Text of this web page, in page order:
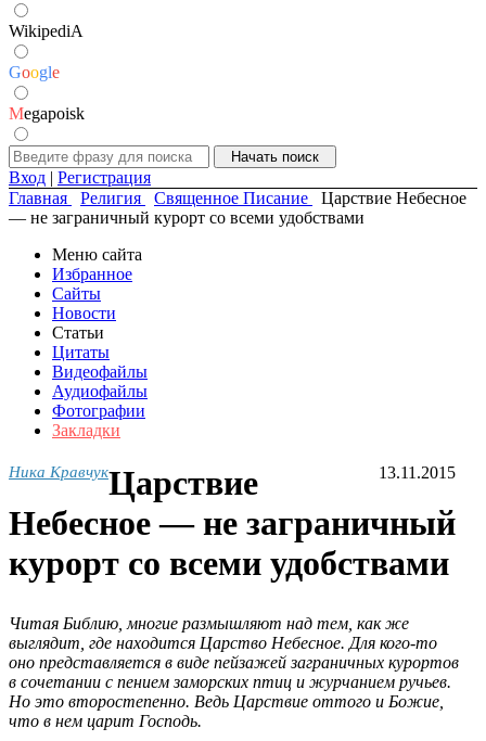
WikipediA
Google
Megapoisk
Вход | Регистрация
Главная
Религия Священное Писание
Царствие Небесное
— не заграничный курорт со всеми удобствами
Меню сайта
Избранное
Сайты
Новости
Статьи
Цитаты
Видеофайлы
Аудиофайлы
Фотографии
Закладки
Ника Кравчук 13.11.2015
Царствие
Небесное — не заграничный
курорт со всеми удобствами
Читая Библию, многие размышляют над тем, как же
выглядит, где находится Царство Небесное. Для кого-то
оно представляется в виде пейзажей заграничных курортов
в сочетании с пением заморских птиц и журчанием ручьев.
Но это второстепенно. Ведь Царствие оттого и Божие,
что в нем царит Господь.